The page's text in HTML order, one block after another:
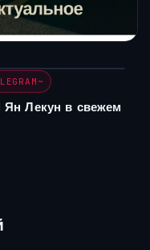
Лекун в свежем